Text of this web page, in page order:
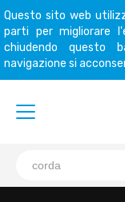
Questo sito web
parti per migliorare
chiudendo questo
navigazione si